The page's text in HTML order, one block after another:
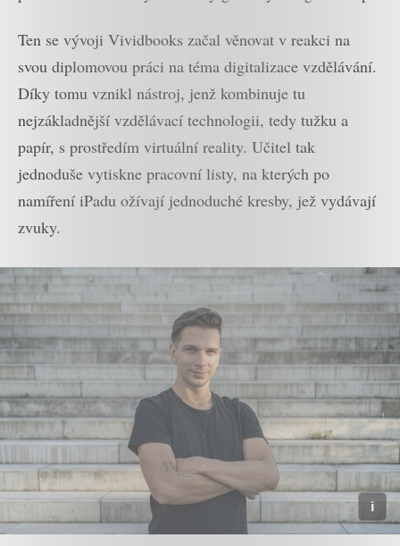
Ten se vývoji Vividbooks začal věnovat v reakci na
svou diplomovou práci na téma digitalizace vzdělávání.
Díky tomu vznikl nástroj, jenž kombinuje tu
nejzákladnější vzdělávací technologii, tedy tužku a
papír, s prostředím virtuální reality. Učitel tak
jednoduše vytiskne pracovní listy, na kterých po
namíření iPadu ožívají jednoduché kresby, jež vydávají
zvuky.